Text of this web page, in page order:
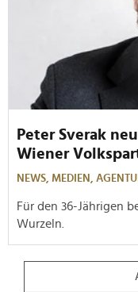
Peter Sverak
Wiener
NEWS, MEDIEN,
Für den 36-Jährigen
Wurzeln.